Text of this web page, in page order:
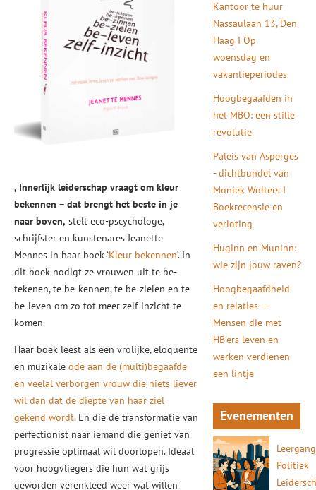
, Innerlijk leiderschap vraagt om kleur
bekennen – dat brengt het beste in je
naar boven, stelt eco-pscychologe,
schrijfster en kunstenares Jeanette
Mennes in haar boek ‘Kleur bekennen‘. In
dit boek nodigt ze vrouwen uit te be-
tekenen, te be-kennen, te be-zielen en te
be-leven om zo tot meer zelf-inzicht te
komen.
Haar boek leest als één vrolijke, eloquente
en muzikale ode aan de (multi)begaafde
en veelal verborgen vrouw die niets liever
wil dan dat de diepte van haar ziel
gekend wordt. En die de transformatie van
perfectionist naar iemand die geniet van
progressie optimaal wil doorlopen. Ideaal
voor hoogvliegers die hun wat grijs
geworden verenkleed weer wat willen
Kantoor te huur
Nassaulaan 13, Den
Haag I Op
woensdag en
vakantieperiodes
Hoogbegaafden in
het MBO: een stille
revolutie
Paleis van Asperges
- dichtbundel van
Moniek Wolters I
Boekrecensie en
verloting
Huginn en Muninn:
wie zijn jouw raven?
Hoogbegaafdheid
en relaties —
Mensen die met
HB'ers leven en
werken verdienen
een lintje
Evenementen
Leergang
Politiek